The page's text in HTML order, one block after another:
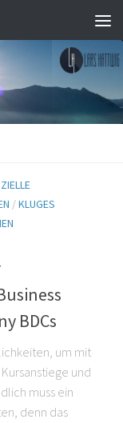
/KLUGES
BDCs
um mit
und
muss ein
denn das